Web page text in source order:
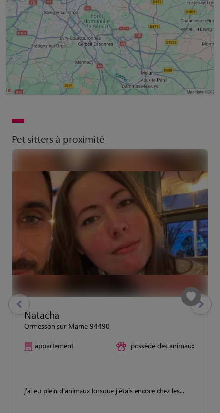
Pet sitters à proximité
Natacha
Ormesson sur Marne 94490
appartement possède des animaux
j'ai eu plein d'animaux lorsque j'étais encore chez les...
previous Suivant